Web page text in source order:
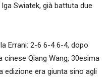
Swiatek, già battuta due
Errani: 2-6 6-4 6-4, dopo
Qiang Wang, 30esima
edizione era giunta sino agli